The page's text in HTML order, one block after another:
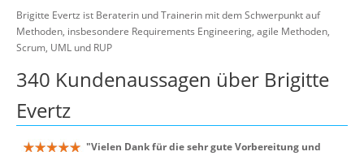
Brigitte Evertz ist Beraterin und Trainerin mit dem Schwerpunkt auf
Methoden, insbesondere Requirements Engineering, agile Methoden,
Scrum, UML und RUP
340 Kundenaussagen über Brigitte
Evertz
"Vielen Dank für die sehr gute Vorbereitung und